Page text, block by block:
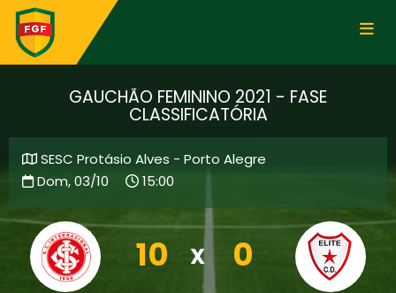
GAUCHÃO FEMININO 2021 - FASE
CLASSIFICATÓRIA
SESC Protásio Alves - Porto Alegre
Dom, 03/10
15:00
10 X 0